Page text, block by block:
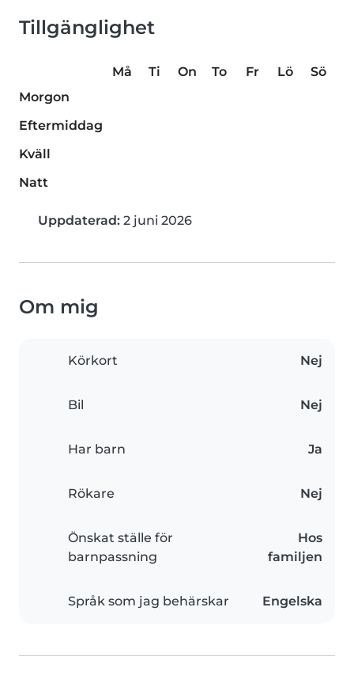
Tillgänglighet
Må Ti On To Fr Lö
Sö
Morgon
Eftermiddag
Kväll
Natt
Uppdaterad: 2 juni 2026
Om mig
Körkort Nej
Bil Nej
Har barn Ja
Rökare Nej
Önskat ställe för
barnpassning
Hos
familjen
Språk som jag behärskar Engelska